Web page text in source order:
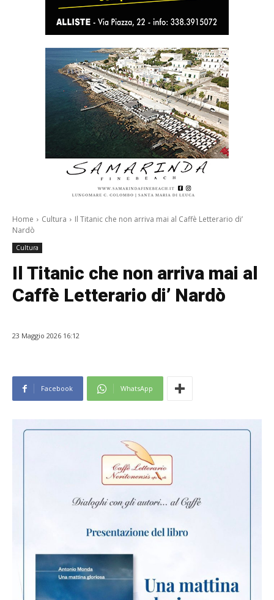
Home Cultura
Il Titanic che non arriva mai al Caffè Letterario di’
Nardò
Cultura
Il Titanic che non arriva mai al
Caffè Letterario di’ Nardò
23 Maggio 2026 16:12
Facebook WhatsApp